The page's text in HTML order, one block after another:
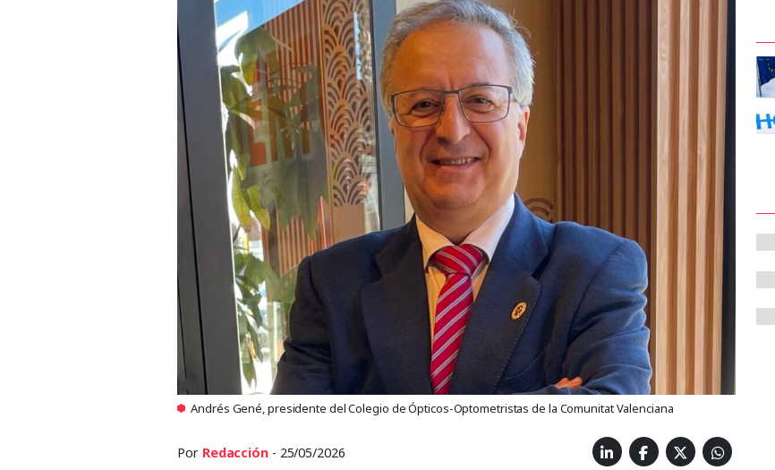
Andrés Gené, presidente del Colegio de Ópticos-Optometristas de la Comunitat Valenciana
Por Redacción- 25/05/2026